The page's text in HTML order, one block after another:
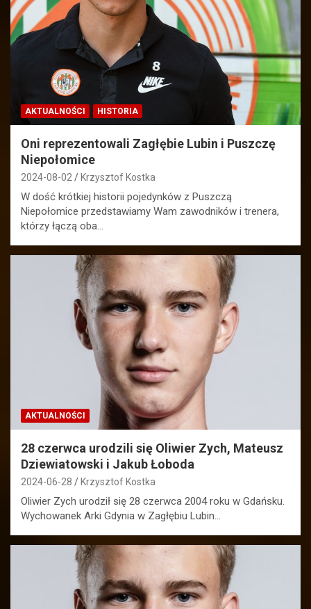
AKTUALNOŚCI HISTORIA
Oni reprezentowali Zagłębie Lubin i Puszczę
Niepołomice
2024-08-02 Krzysztof Kostka
W dość krótkiej historii pojedynków z Puszczą
Niepołomice przedstawiamy Wam zawodników i trenera,
którzy łączą oba…
AKTUALNOŚCI
28 czerwca urodzili się Oliwier Zych, Mateusz
Dziewiatowski i Jakub Łoboda
2024-06-28 Krzysztof Kostka
Oliwier Zych urodził się 28 czerwca 2004 roku w Gdańsku.
Wychowanek Arki Gdynia w Zagłębiu Lubin…